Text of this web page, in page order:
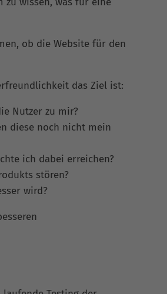
ob die Website für den
das Ziel ist:
Nutzer zu mir?
diese noch nicht mein
ich dabei erreichen?
stören?
wird?